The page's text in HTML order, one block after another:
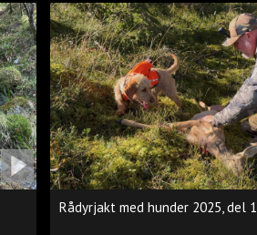
Rådyrjakt med hunder 2025, del